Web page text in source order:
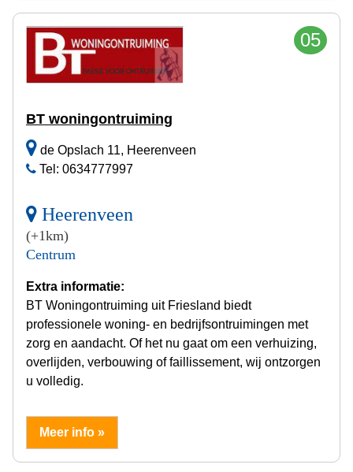
05
BT woningontruiming
de Opslach 11, Heerenveen
Tel: 0634777997
Heerenveen
(+1km)
Centrum
Extra informatie:
BT Woningontruiming uit Friesland biedt
professionele woning- en bedrijfsontruimingen met
zorg en aandacht. Of het nu gaat om een verhuizing,
overlijden, verbouwing of faillissement, wij ontzorgen
u volledig.
Meer info »